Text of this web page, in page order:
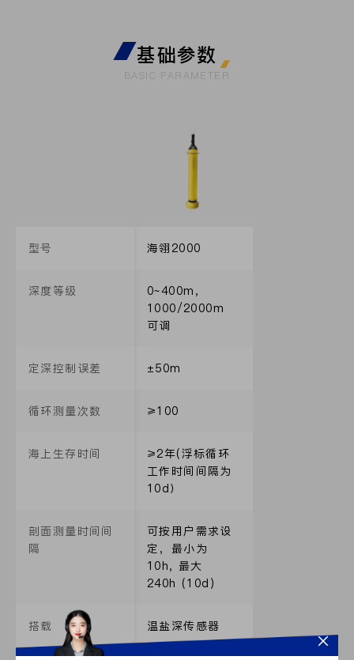
基础参数
BASIC PARAMETER
型号 海翎2000
深度等级
0~400m，
1000/2000m
可调
定深控制误差 ±50m
循环测量次数 ≥100
海上生存时间
≥2年(浮标循环
工作时间间隔为
10d）
剖面测量时间间
隔
可按用户需求设
定，最小为
10h, 最大
240h (10d)
搭载 温盐深传感器